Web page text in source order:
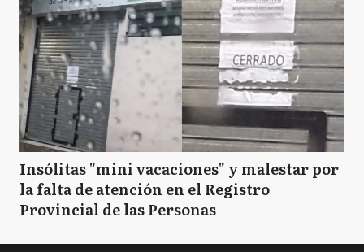
Insólitas "mini vacaciones" y malestar por
la falta de atención en el Registro
Provincial de las Personas